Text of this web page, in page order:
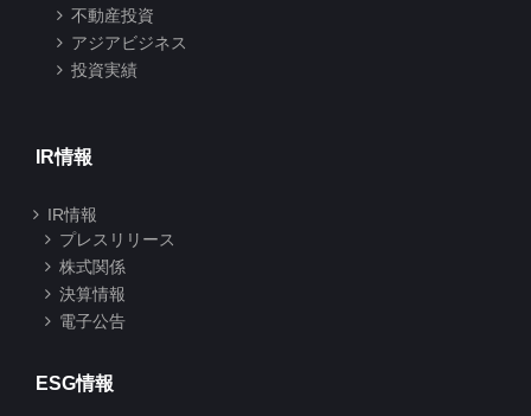
不動産投資
アジアビジネス
投資実績
IR情報
IR情報
プレスリリース
株式関係
決算情報
電子公告
ESG情報